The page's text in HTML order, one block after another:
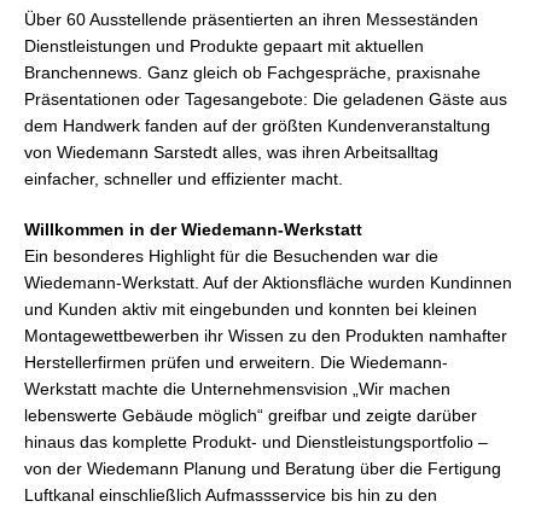
Über 60 Ausstellende präsentierten an ihren Messeständen
Dienstleistungen und Produkte gepaart mit aktuellen
Branchennews. Ganz gleich ob Fachgespräche, praxisnahe
Präsentationen oder Tagesangebote: Die geladenen Gäste aus
dem Handwerk fanden auf der größten Kundenveranstaltung
von Wiedemann Sarstedt alles, was ihren Arbeitsalltag
einfacher, schneller und effizienter macht.
Willkommen in der Wiedemann-Werkstatt
Ein besonderes Highlight für die Besuchenden war die
Wiedemann-Werkstatt. Auf der Aktionsfläche wurden Kundinnen
und Kunden aktiv mit eingebunden und konnten bei kleinen
Montagewettbewerben ihr Wissen zu den Produkten namhafter
Herstellerfirmen prüfen und erweitern. Die Wiedemann-
Werkstatt machte die Unternehmensvision „Wir machen
lebenswerte Gebäude möglich“ greifbar und zeigte darüber
hinaus das komplette Produkt- und Dienstleistungsportfolio –
von der Wiedemann Planung und Beratung über die Fertigung
Luftkanal einschließlich Aufmassservice bis hin zu den